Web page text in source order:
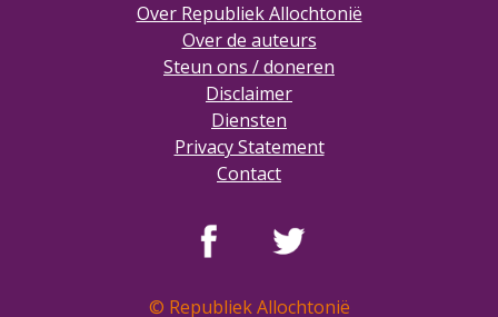
Over Republiek Allochtonië
Over de auteurs
Steun ons / doneren
Disclaimer
Diensten
Privacy Statement
Contact
© Republiek Allochtonië